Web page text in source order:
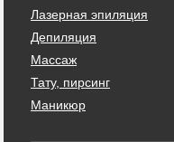
Лазерная эпиляция
Депиляция
Массаж
Тату, пирсинг
Маникюр